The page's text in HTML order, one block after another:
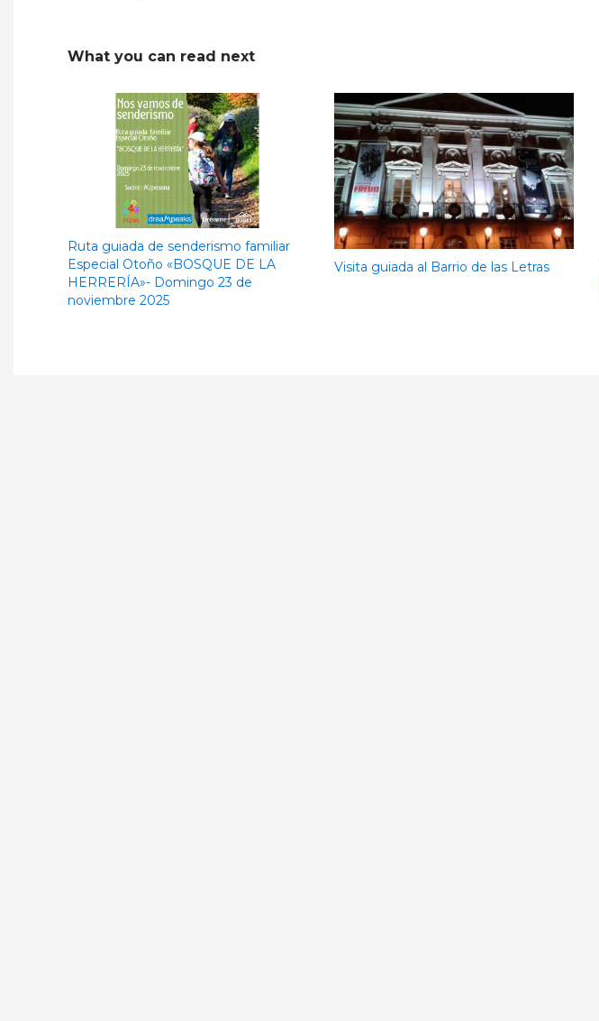
What you can read next
Ruta guiada de senderismo familiar
Especial Otoño «BOSQUE DE LA
HERRERÍA»- Domingo 23 de
noviembre 2025
Visita guiada al Barrio de las Letras